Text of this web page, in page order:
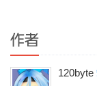
作者
120byte